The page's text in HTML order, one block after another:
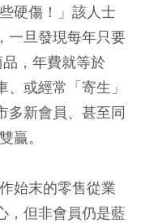
硬傷！」該人士
一旦發現每年只要
，年費就等於
、或經常「寄生」
多新會員、甚至同
贏。
始末的零售從業
，但非會員仍是藍